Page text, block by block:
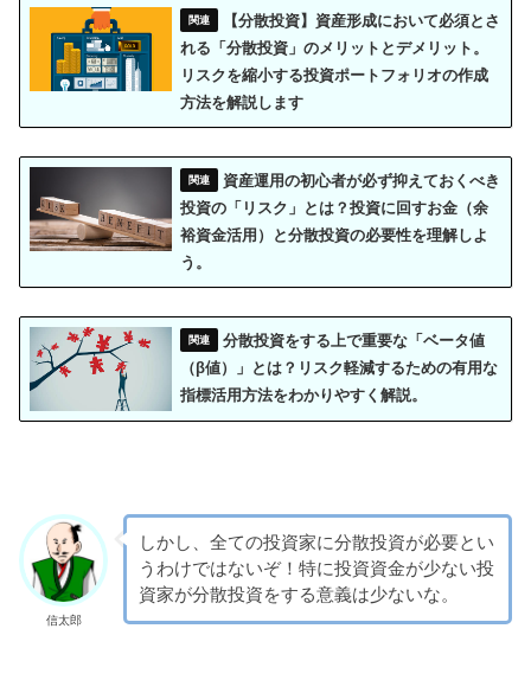
【分散投資】資産形成において必須とさ
れる「分散投資」のメリットとデメリット。
リスクを縮小する投資ポートフォリオの作成
方法を解説します
資産運用の初心者が必ず抑えておくべき
投資の「リスク」とは？投資に回すお金（余
裕資金活用）と分散投資の必要性を理解しよ
う。
分散投資をする上で重要な「ベータ値
（β値）」とは？リスク軽減するための有用な
指標活用方法をわかりやすく解説。
信太郎
しかし、全ての投資家に分散投資が必要とい
うわけではないぞ！特に投資資金が少ない投
資家が分散投資をする意義は少ないな。